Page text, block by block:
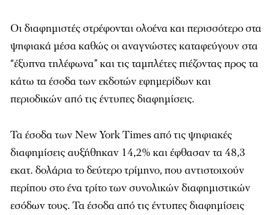
Οι διαφημιστές στρέφονται ολοένα και περισσότερο στα
ψηφιακά μέσα καθώς οι αναγνώστες καταφεύγουν στα
“έξυπνα τηλέφωνα” και τις ταμπλέτες πιέζοντας προς τα
κάτω τα έσοδα των εκδοτών εφημερίδων και
περιοδικών από τις έντυπες διαφημίσεις.
Τα έσοδα των New York Times από τις ψηφιακές
διαφημίσεις αυξήθηκαν 14,2% και έφθασαν τα 48,3
εκατ. δολάρια το δεύτερο τρίμηνο, που αντιστοιχούν
περίπου στο ένα τρίτο των συνολικών διαφημιστικών
εσόδων τους. Τα έσοδα από τις έντυπες διαφημίσεις